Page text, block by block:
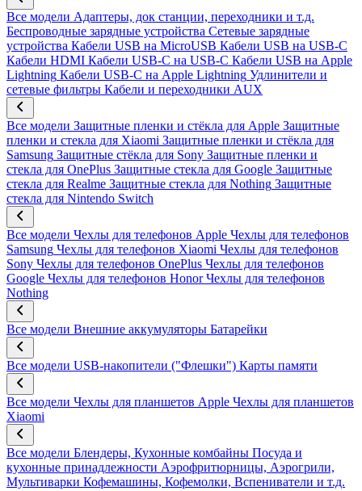
Все модели Адаптеры, док станции, переходники и т.д.
Беспроводные зарядные устройства Сетевые зарядные
устройства Кабели USB на MicroUSB Кабели USB на USB-C
Кабели HDMI Кабели USB-C на USB-C Кабели USB на Apple
Lightning Кабели USB-C на Apple Lightning Удлинители и
сетевые фильтры Кабели и переходники AUX
Все модели Защитные пленки и стёкла для Apple Защитные
пленки и стекла для Xiaomi Защитные пленки и стёкла для
Samsung Защитные стёкла для Sony Защитные пленки и
стекла для OnePlus Защитные стекла для Google Защитные
стекла для Realme Защитные стекла для Nothing Защитные
стекла для Nintendo Switch
Все модели Чехлы для телефонов Apple Чехлы для телефонов
Samsung Чехлы для телефонов Xiaomi Чехлы для телефонов
Sony Чехлы для телефонов OnePlus Чехлы для телефонов
Google Чехлы для телефонов Honor Чехлы для телефонов
Nothing
Все модели Внешние аккумуляторы Батарейки
Все модели USB-накопители ("Флешки") Карты памяти
Все модели Чехлы для планшетов Apple Чехлы для планшетов
Xiaomi
Все модели Блендеры, Кухонные комбайны Посуда и
кухонные принадлежности Аэрофритюрницы, Аэрогрили,
Мультиварки Кофемашины, Кофемолки, Вспениватели и т.д.